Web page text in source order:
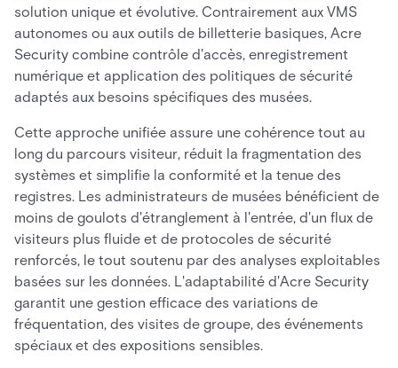
solution unique et évolutive. Contrairement aux VMS
autonomes ou aux outils de billetterie basiques, Acre
Security combine contrôle d'accès, enregistrement
numérique et application des politiques de sécurité
adaptés aux besoins spécifiques des musées.
Cette approche unifiée assure une cohérence tout au
long du parcours visiteur, réduit la fragmentation des
systèmes et simplifie la conformité et la tenue des
registres. Les administrateurs de musées bénéficient de
moins de goulots d'étranglement à l'entrée, d'un flux de
visiteurs plus fluide et de protocoles de sécurité
renforcés, le tout soutenu par des analyses exploitables
basées sur les données. L'adaptabilité d'Acre Security
garantit une gestion efficace des variations de
fréquentation, des visites de groupe, des événements
spéciaux et des expositions sensibles.